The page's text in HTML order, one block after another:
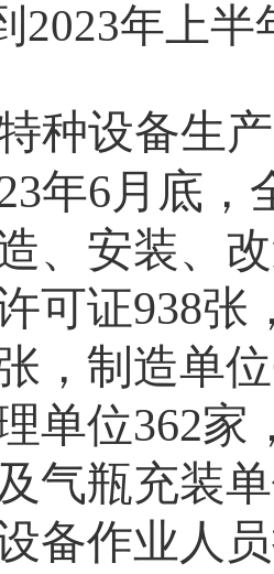
2023年上半
特种设备生
年6月底，
、安装、
可证938张
，制造单位
单位362家
气瓶充装
备作业人